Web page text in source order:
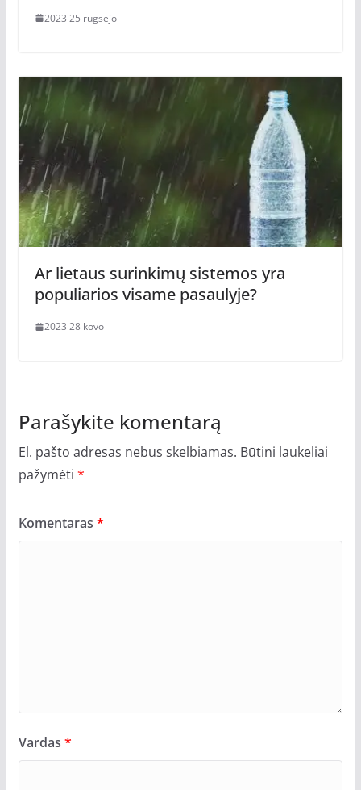
2023 25 rugsėjo
Ar lietaus surinkimų sistemos yra
populiarios visame pasaulyje?
2023 28 kovo
Parašykite komentarą
El. pašto adresas nebus skelbiamas. Būtini laukeliai
pažymėti *
Komentaras *
Vardas *